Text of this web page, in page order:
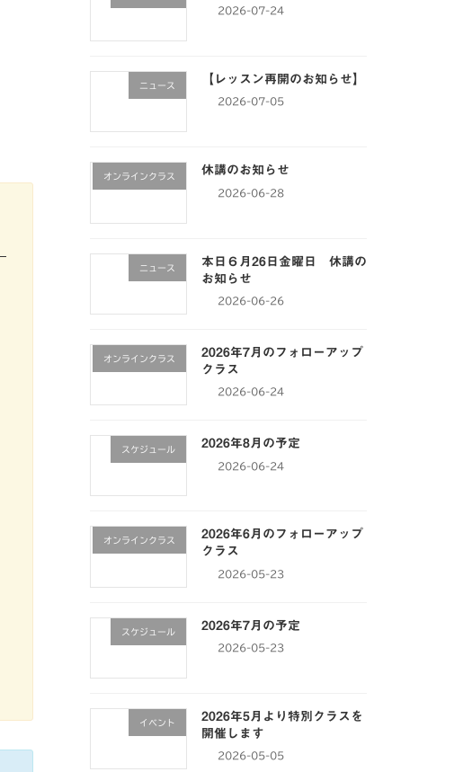
2026-07-24
ニュース 【レッスン再開のお知らせ】
2026-07-05
オンラインクラス 休講のお知らせ
2026-06-28
ニュース
本日６月26日金曜日 休講の
お知らせ
2026-06-26
オンラインクラス
2026年7月のフォローアップ
クラス
2026-06-24
スケジュール 2026年8月の予定
2026-06-24
オンラインクラス
2026年6月のフォローアップ
クラス
2026-05-23
スケジュール 2026年7月の予定
2026-05-23
イベント
2026年5月より特別クラスを
開催します
2026-05-05